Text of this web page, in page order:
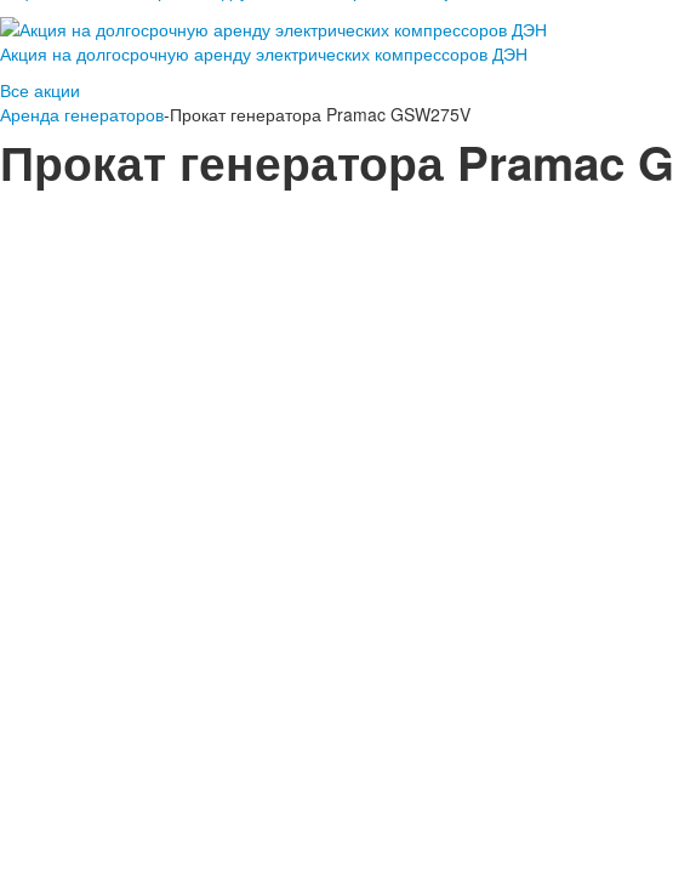
Акция на долгосрочную аренду электрических компрессоров ДЭН
Все акции
Аренда генераторов-Прокат генератора Pramac GSW275V
Прокат генератора Pramac